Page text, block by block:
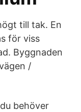
till tak. En
för viss
Byggnaden
/
behöver